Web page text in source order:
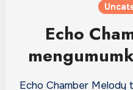
Echo
tur,
Echo Chamber Melody telah mengumumkan album